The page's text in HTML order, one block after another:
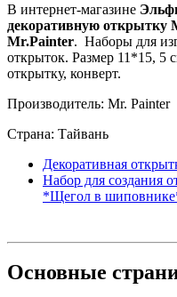
В интернет-магазине
декоративную открытку
Mr.Painter. Наборы для
открыток. Размер 11*15, 5
открытку, конверт.
Производитель: Mr. Painter
Страна: Тайвань
Декоративная
Набор для создания
*Щегол в
Основные